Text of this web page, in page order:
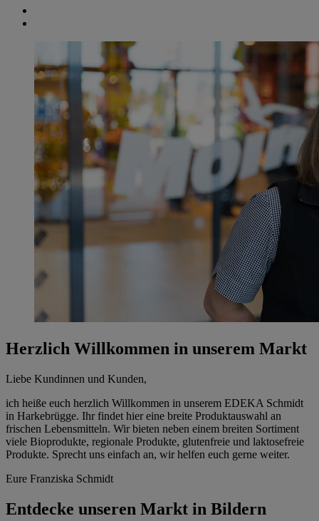
Herzlich Willkommen in unserem Markt
Liebe Kundinnen und Kunden,
ich heiße euch herzlich Willkommen in unserem EDEKA Schmidt
in Harkebrügge. Ihr findet hier eine breite Produktauswahl an
frischen Lebensmitteln. Wir bieten neben einem breiten Sortiment
viele Bioprodukte, regionale Produkte, glutenfreie und laktosefreie
Produkte. Sprecht uns einfach an, wir helfen euch gerne weiter.
Eure Franziska Schmidt
Entdecke unseren Markt in Bildern